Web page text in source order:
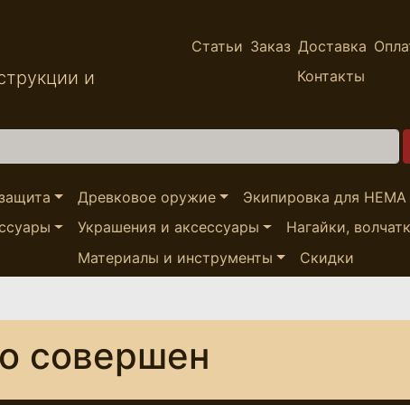
и
Статьи Заказ Доставка
Контакты
Древковое оружие Экипировка для HEMA
Украшения и аксессуары Нагайки,
Материалы и инструменты
Скидки
совершен